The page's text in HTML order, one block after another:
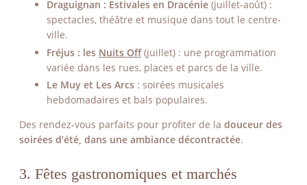
Draguignan : Estivales en Dracénie (juillet-août) :
spectacles, théâtre et musique dans tout le centre-
ville.
Fréjus : les Nuits Off(juillet) : une programmation
variée dans les rues, places et parcs de la ville.
Le Muy et Les Arcs : soirées musicales
hebdomadaires et bals populaires.
Des rendez-vous parfaits pour profiter de la douceur des
soirées d’été, dans une ambiance décontractée.
3. Fêtes gastronomiques et marchés